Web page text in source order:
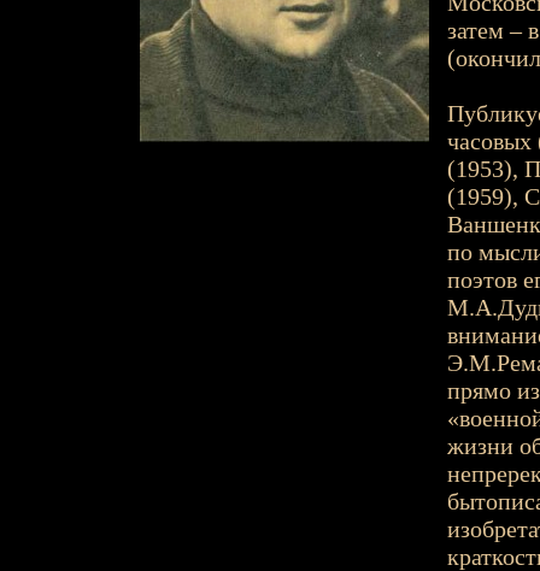
затем –
часовых
(1953),
(1959),
по
поэтов
прямо
жизни